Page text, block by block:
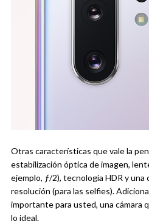
Otras características que vale la
estabilización óptica de imagen,
ejemplo, ƒ/2), tecnología HDR y una
resolución (para las selfies).
importante para usted, una cámara
lo ideal.